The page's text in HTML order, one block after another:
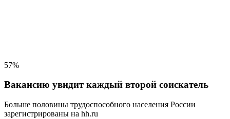
57%
Вакансию увидит каждый второй соискатель
Больше половины трудоспособного населения России
зарегистрированы на hh.ru